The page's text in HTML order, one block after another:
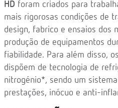
HD foram criados para
mais rigorosas condições de
design, fabrico e ensaios dos
produção de equipamentos
fiabilidade. Para além disso,
dispõem de tecnologia de
nitrogénio*, sendo um
prestações, inócuo e anti-